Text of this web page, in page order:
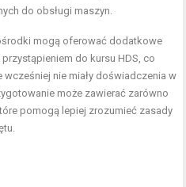
do obsługi maszyn.
mogą oferować dodatkowe
do kursu HDS, co
nie miały doświadczenia w
może zawierać zarówno
pomogą lepiej zrozumieć zasady